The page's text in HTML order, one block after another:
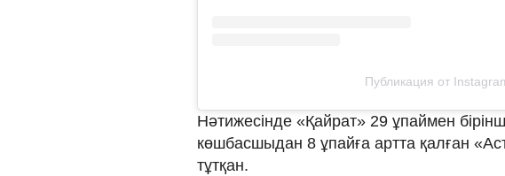
Публикация от
Нәтижесінде «Қайрат» 29 ұпаймен
көшбасшыдан 8 ұпайға артта қалған
тұтқан.